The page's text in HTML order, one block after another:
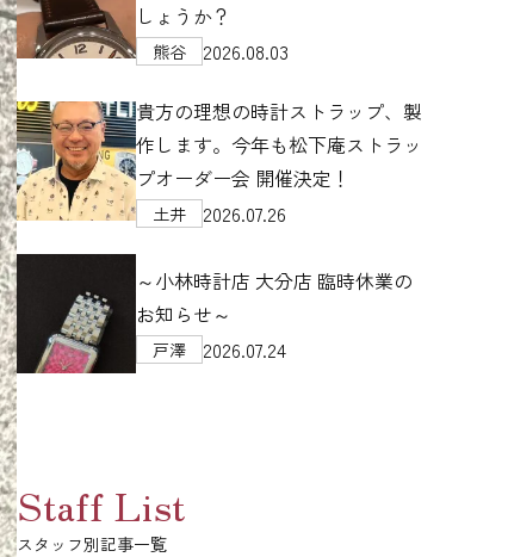
しょうか？
熊谷 2026.08.03
貴方の理想の時計ストラップ、製
作します。今年も松下庵ストラッ
プオーダー会 開催決定！
土井 2026.07.26
～小林時計店 大分店 臨時休業の
お知らせ～
戸澤 2026.07.24
Staff List
スタッフ別記事一覧